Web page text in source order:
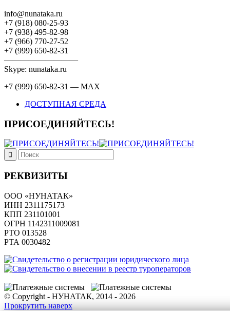
info@nunataka.ru
+7 (918) 080-25-93
+7 (938) 495-82-98
+7 (966) 770-27-52
+7 (999) 650-82-31
—————————
Skype: nunataka.ru
+7 (999) 650-82-31 — MAX
ДОСТУПНАЯ СРЕДА
ПРИСОЕДИНЯЙТЕСЬ!
РЕКВИЗИТЫ
ООО «НУНАТАК»
ИНН 2311175173
КПП 231101001
ОГРН 1142311009081
PTO 013528
РТА 0030482
© Copyright - НУНАТАК, 2014 - 2026
Прокрутить наверх